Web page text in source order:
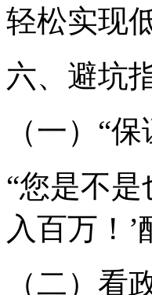
轻松实现
六、避坑
（一）“
“您是不
入百万！
（二）看